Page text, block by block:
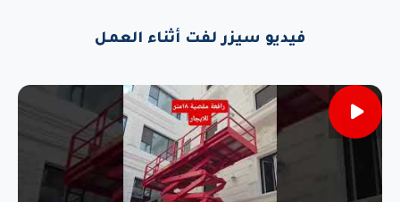
فيديو سيزر لفت أثناء العمل